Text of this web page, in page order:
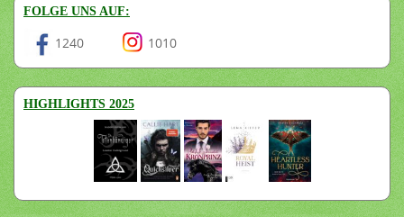
FOLGE UNS AUF:
1240 1010
HIGHLIGHTS 2025